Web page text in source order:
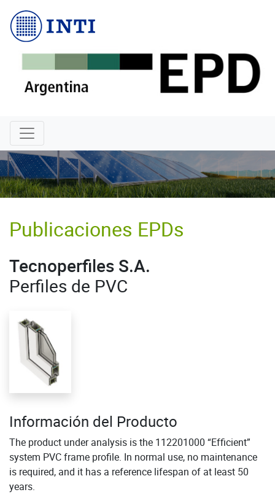
INTI
Publicaciones EPDs
Tecnoperfiles S.A.
Perfiles de PVC
Información del Producto
The product under analysis is the 112201000 “Efficient”
system PVC frame profile. In normal use, no maintenance
is required, and it has a reference lifespan of at least 50
years.